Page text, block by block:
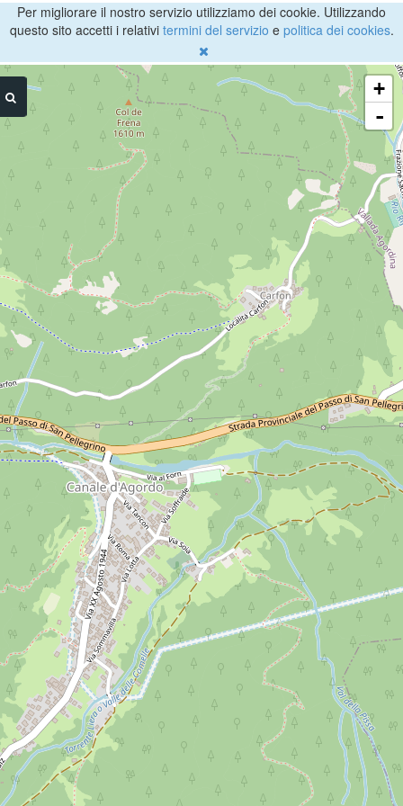
Per migliorare il nostro servizio utilizziamo dei cookie. Utilizzando
questo sito accetti i relativi termini del servizio e politica dei cookies.
+
-